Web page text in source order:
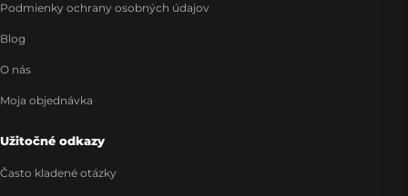
Podmienky ochrany osobných údajov
Blog
O nás
Moja objednávka
Užitočné odkazy
Často kladené otázky